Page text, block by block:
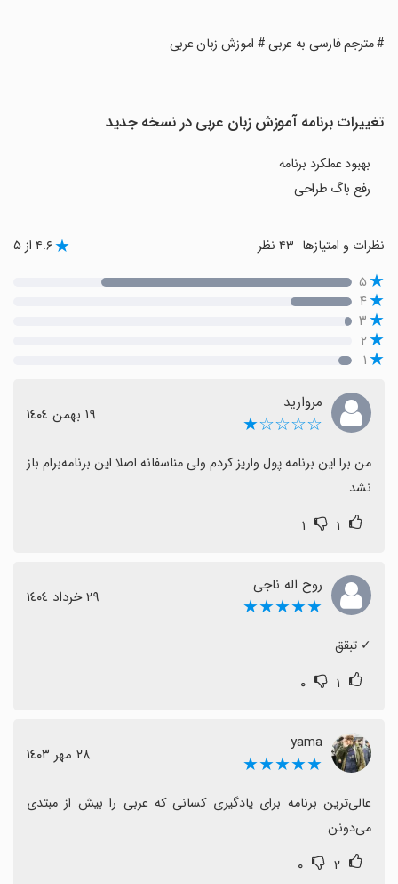
‏# مترجم فارسی به عربی # اموزش زبان عربی
تغییرات برنامه آموزش زبان عربی در نسخه جدید
بهبود عملکرد برنامه
رفع باگ طراحی
نظرات و امتیازها ۴.۶ از ۵
۵
۴
۳
۲
۱
مروارید
☆☆☆☆★ ١٩ بهمن ١٤٠٤
نشد
۱ ۱
روح اله ناجی
★★★★★ ٢٩ خرداد ١٤٠٤
‏✓ تبقق
۱ ۰
yama
★★★★★ ٢٨ مهر ١٤٠٣
می‌دونن
۲ ۰